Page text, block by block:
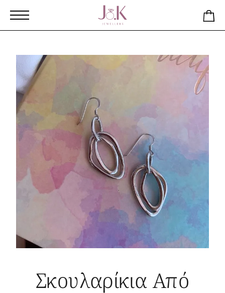
Σκουλαρίκια Από